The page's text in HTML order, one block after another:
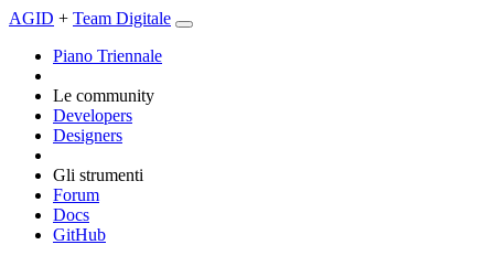
AGID + Team Digitale
Piano Triennale
Le community
Developers
Designers
Gli strumenti
Forum
Docs
GitHub